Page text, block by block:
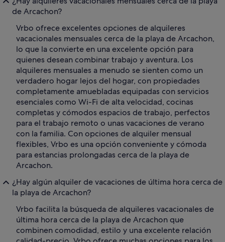
de Arcachon?
Vrbo ofrece excelentes opciones de alquileres
vacacionales mensuales cerca de la playa de Arcachon,
lo que la convierte en una excelente opción para
quienes desean combinar trabajo y aventura. Los
alquileres mensuales a menudo se sienten como un
verdadero hogar lejos del hogar, con propiedades
completamente amuebladas equipadas con servicios
esenciales como Wi-Fi de alta velocidad, cocinas
completas y cómodos espacios de trabajo, perfectos
para el trabajo remoto o unas vacaciones de verano
con la familia. Con opciones de alquiler mensual
flexibles, Vrbo es una opción conveniente y cómoda
para estancias prolongadas cerca de la playa de
Arcachon.
¿Hay algún alquiler de vacaciones de última hora cerca de
la playa de Arcachon?
Vrbo facilita la búsqueda de alquileres vacacionales de
última hora cerca de la playa de Arcachon que
combinen comodidad, estilo y una excelente relación